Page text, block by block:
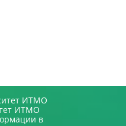
ИТМО
ИТМО
в